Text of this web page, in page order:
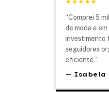
“Comprei 5
de moda e
investimento
seguidores
eficiente.”
— Isabela